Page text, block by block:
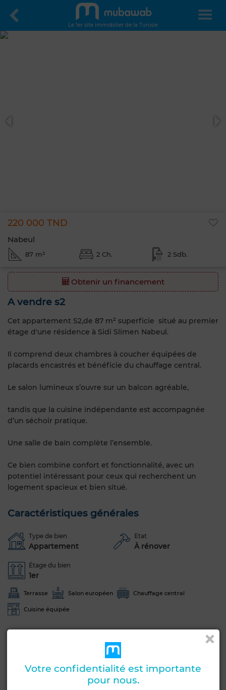
Le 1er site immobilier de la Tunisie
220 000 TND
Nabeul
87 m² 2 Ch. 2 Sdb.
Obtenir un financement
A vendre s2
Cet appartement S2,de 87 m² superficie situé au premier
étage d'une résidence à Sidi Slimen Nabeul.
Il comprend deux chambres à coucher équipées de
placards encastrés et bénéficie du chauffage central.
Le salon lumineux s’ouvre sur un balcon agréable,
tandis que la cuisine indépendante est accompagnée
d’un séchoir pratique.
Une salle de bain complète l’ensemble.
Ce bien combine confort et fonctionnalité, avec un
potentiel intéressant pour ceux qui recherchent un
logement spacieux et bien situé.
Caractéristiques générales
Type de bien
Appartement
Etat
À rénover
Étage du bien
1er
Terrasse Salon européen Chauffage central
Cuisine équipée
Votre confidentialité est importante
pour nous.